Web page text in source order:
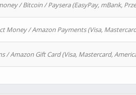
/ Bitcoin / Paysera (EasyPay, mBank,
Money / Amazon Payments (Visa,
/ Amazon Gift Card (Visa, Mastercard,